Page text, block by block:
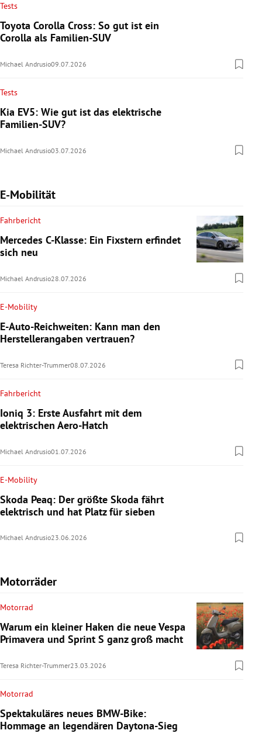
Tests
Toyota Corolla Cross: So gut ist ein
Corolla als Familien-SUV
Michael Andrusio09.07.2026
Tests
Kia EV5: Wie gut ist das elektrische
Familien-SUV?
Michael Andrusio03.07.2026
E-Mobilität
Fahrbericht
Mercedes C-Klasse: Ein Fixstern erfindet
sich neu
Michael Andrusio28.07.2026
E-Mobility
E-Auto-Reichweiten: Kann man den
Herstellerangaben vertrauen?
Teresa Richter-Trummer08.07.2026
Fahrbericht
Ioniq 3: Erste Ausfahrt mit dem
elektrischen Aero-Hatch
Michael Andrusio01.07.2026
E-Mobility
Skoda Peaq: Der größte Skoda fährt
elektrisch und hat Platz für sieben
Michael Andrusio23.06.2026
Motorräder
Motorrad
Warum ein kleiner Haken die neue Vespa
Primavera und Sprint S ganz groß macht
Teresa Richter-Trummer23.03.2026
Motorrad
Spektakuläres neues BMW-Bike:
Hommage an legendären Daytona-Sieg